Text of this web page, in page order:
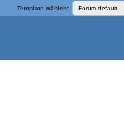
Template wählen: